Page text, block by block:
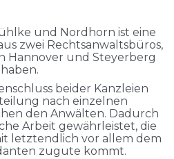
und Nordhorn ist eine
zwei Rechtsanwaltsbüros,
Hannover und Steyerberg
haben.
beider Kanzleien
nach einzelnen
den Anwälten. Dadurch
Arbeit gewährleistet, die
letztendlich vor allem dem
zugute kommt.